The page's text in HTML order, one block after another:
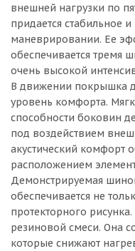
внешней нагрузки по
придается стабильное
маневрировании. Ее
обеспечивается тремя
очень высокой
В движении покрышка
уровень комфорта.
способности боковин
под воздействием
акустический комфорт
расположением
Демонстрируемая
обеспечивается не
протекторного
резиновой смеси. Она
которые снижают